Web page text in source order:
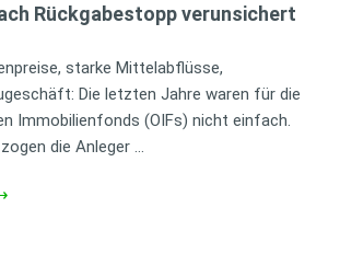
Rückgabestopp verunsichert
starke Mittelabflüsse,
Die letzten Jahre waren für die
Immobilienfonds (OIFs) nicht einfach.
die Anleger …